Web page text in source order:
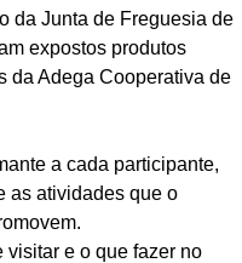
da Junta de Freguesia de
expostos produtos
da Adega Cooperativa de
a cada participante,
as atividades que o
e o que fazer no